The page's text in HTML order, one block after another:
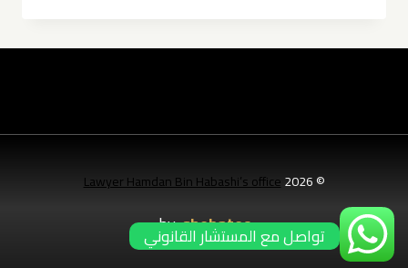
الخبر
© 2026
Lawyer Hamdan Bin Habashi’s office
by:shebatec
تواصل مع المستشار القانوني